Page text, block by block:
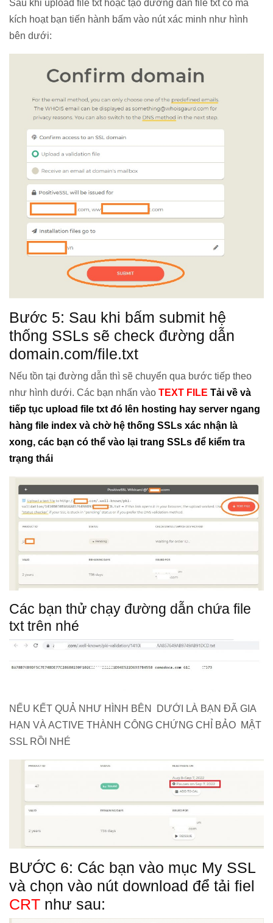
Sau khi upload file txt hoặc tạo đường dẫn file txt có mã
kích hoạt bạn tiến hành bấm vào nút xác minh như hình
bên dưới:
Bước 5: Sau khi bấm submit hệ
thống SSLs sẽ check đường dẫn
domain.com/file.txt
Nếu tồn tại đường dẫn thì sẽ chuyển qua bước tiếp theo
như hình dưới. Các bạn nhấn vào TEXT FILE Tải về và
tiếp tục upload file txt đó lên hosting hay server ngang
hàng file index và chờ hệ thống SSLs xác nhận là
xong, các bạn có thể vào lại trang SSLs để kiểm tra
trạng thái
Các bạn thử chạy đường dẫn chứa file
txt trên nhé
NẾU KẾT QUẢ NHƯ HÌNH BÊN DƯỚI LÀ BẠN ĐÃ GIA
HẠN VÀ ACTIVE THÀNH CÔNG CHỨNG CHỈ BẢO MẬT
SSL RỒI NHÉ
BƯỚC 6: Các bạn vào mục My SSL
và chọn vào nút download để tải fiel
CRT như sau: